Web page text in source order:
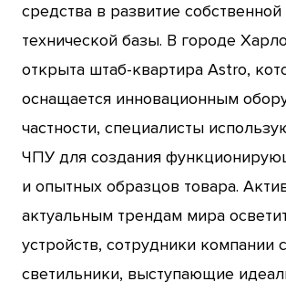
средства в развитие собственной
технической базы. В городе
открыта штаб-квартира Astro,
оснащается инновационным
частности, специалисты
ЧПУ для создания
и опытных образцов товара.
актуальным трендам мира
устройств, сотрудники компании
светильники, выступающие